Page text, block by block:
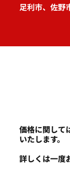
足利市、佐野
価格に関して
いたします。
詳しくは一度